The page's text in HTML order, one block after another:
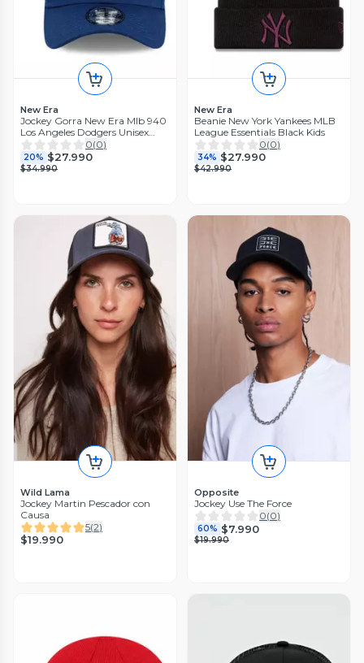
New Era
Jockey Gorra New Era Mlb 940
Los Angeles Dodgers Unisex
Azul
0(0)
20% $27.990
$34.990
New Era
Beanie New York Yankees MLB
League Essentials Black Kids
0(0)
34% $27.990
$42.990
Wild Lama
Jockey Martin Pescador con
Causa
5(2)
$19.990
Opposite
Jockey Use The Force
0(0)
60% $7.990
$19.990